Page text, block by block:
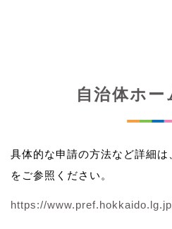
自治体ホー
具体的な申請の方法など詳細
をご参照ください。
https://